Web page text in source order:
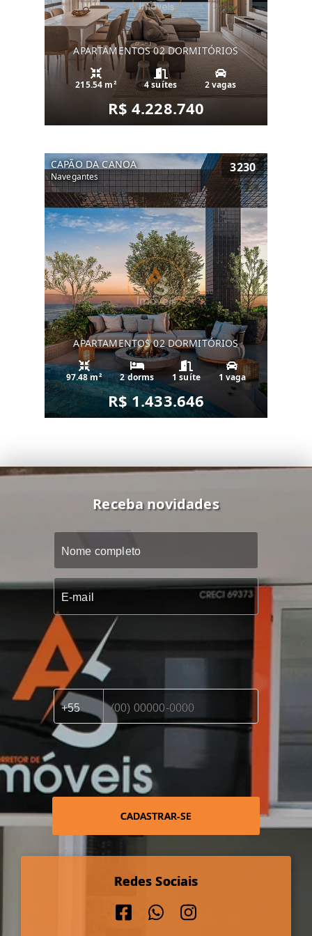
APARTAMENTOS 02 DORMITÓRIOS
215.54 m² 4 suítes 2 vagas
R$ 4.228.740
CAPÃO DA CANOA
Navegantes
3230
APARTAMENTOS 02 DORMITÓRIOS
97.48 m² 2 dorms 1 suíte 1 vaga
R$ 1.433.646
Receba novidades
CADASTRAR-SE
Redes Sociais